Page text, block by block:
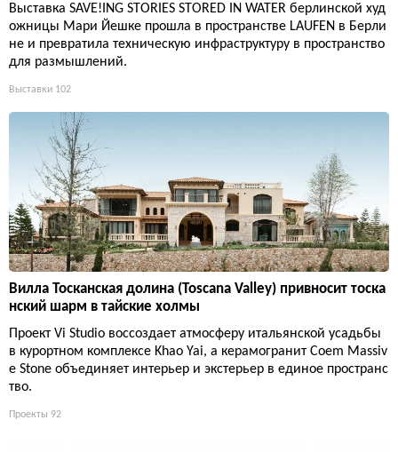
Выставка SAVE!ING STORIES STORED IN WATER берлинской худ
ожницы Мари Йешке прошла в пространстве LAUFEN в Берли
не и превратила техническую инфраструктуру в пространство
для размышлений.
Выставки 102
Вилла Тосканская долина (Toscana Valley) привносит тоска
нский шарм в тайские холмы
Проект Vi Studio воссоздает атмосферу итальянской усадьбы
в курортном комплексе Khao Yai, а керамогранит Coem Massiv
e Stone объединяет интерьер и экстерьер в единое пространс
тво.
Проекты 92